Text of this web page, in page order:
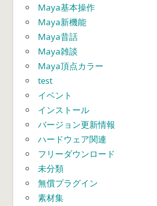
Maya基本操作
Maya新機能
Maya昔話
Maya雑談
Maya頂点カラー
test
イベント
インストール
バージョン更新情報
ハードウェア関連
フリーダウンロード
未分類
無償プラグイン
素材集